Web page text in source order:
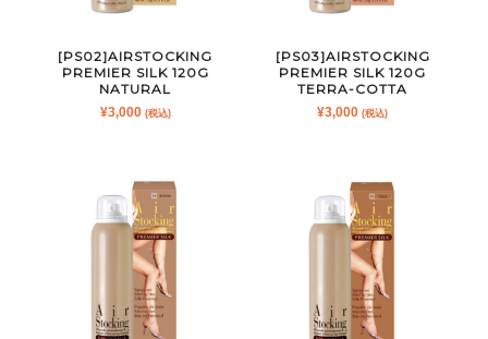
[PS02]AIRSTOCKING
PREMIER SILK 120G
NATURAL
¥3,000 (税込)
[PS03]AIRSTOCKING
PREMIER SILK 120G
TERRA-COTTA
¥3,000 (税込)